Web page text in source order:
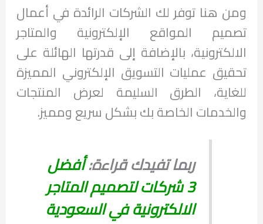
ومن هنا توفر لك الشركات الرائدة في أعمال
تصميم المواقع الإلكترونية والمتاجر
الالكترونية، بالإضافة إلى قدرتها الهائلة على
تحقيق عمليات التسويق الإلكتروني المميزة
للغاية، الطرق السليمة لعرض المنتجات
والخدمات الخاصة بك بشكل سريع ومميز.
ربما تفيدك قراءة:أفضل
3 شركات لتصميم المتاجر
الالكترونية في السعودية